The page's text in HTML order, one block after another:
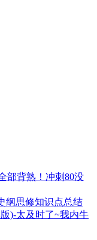
部背熟！冲刺80没
纲思修知识点总结
)-太及时了~我内牛